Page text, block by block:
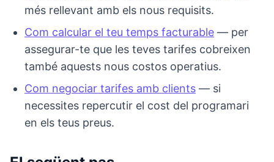
més rellevant amb els nous requisits.
Com calcular el teu temps facturable — per
assegurar-te que les teves tarifes cobreixen
també aquests nous costos operatius.
Com negociar tarifes amb clients — si
necessites repercutir el cost del programari
en els teus preus.